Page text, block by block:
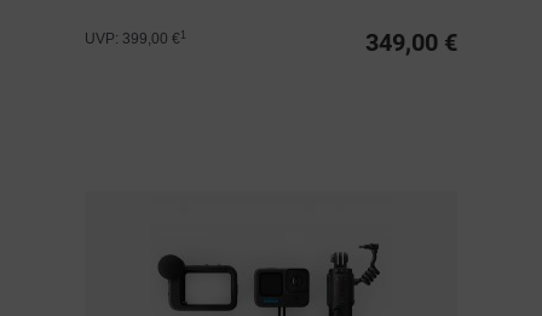
349,00 €
UVP: 399,00 €